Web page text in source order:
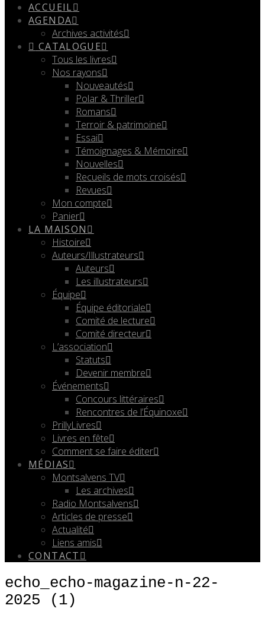
ACCUEIL
AGENDA
Archives activités
CATALOGUE
Tous les livres
Nos rayons
Nouveautés
Polar & Thriller
Romans
Terroir & patrimoine
Essai
Témoignages & Mémoire
Nouvelles
Recueils de mots croisés
Revues
Mon compte
Panier
LA MAISON
Histoire
Auteurs/Illustrateurs
Auteurs
Les illustrateurs
Équipe
Équipe éditoriale
Comité de lecture
Comité directeur
L’association
Statuts
Devenir membre
Événements
Concours littéraires
Rencontres de l’Équinoxe
PrillyLivres
Livres en fête
Comment se faire éditer
MÉDIAS
Montsalvens TV
Les archives
Radio Montsalvens
Articles de presse
Actualité
Liens amis
CONTACT
echo_echo-magazine-n-22-
2025 (1)